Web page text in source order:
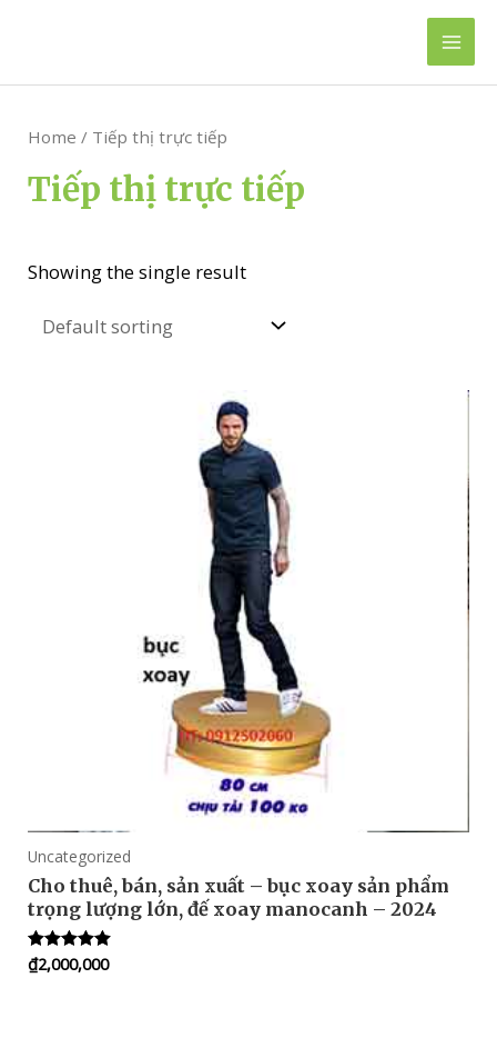
Main
Home / Tiếp thị trực tiếp
Tiếp thị trực tiếp
Showing the single result
Uncategorized
Cho thuê, bán, sản xuất – bục xoay sản phẩm
trọng lượng lớn, đế xoay manocanh – 2024
Rated
5.00
₫2,000,000